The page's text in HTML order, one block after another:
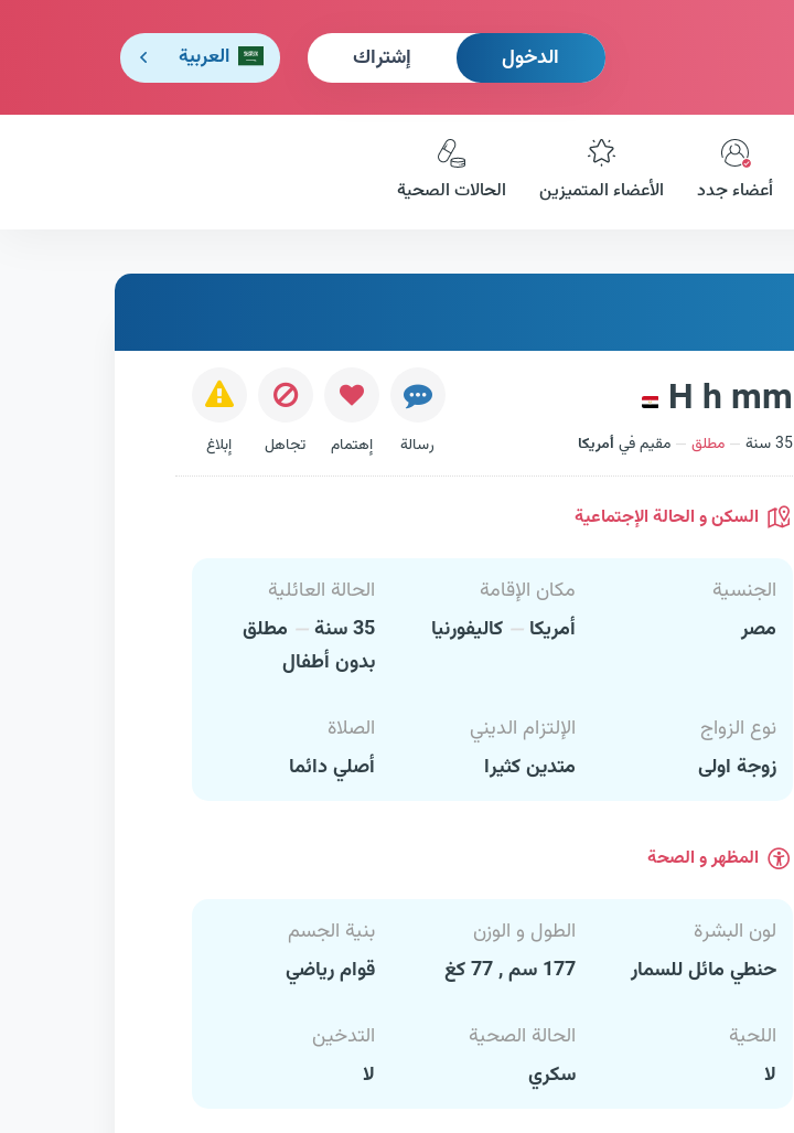
الدخول إشتراك العربية
أعضاء جدد الأعضاء المتميزين الحالات الصحية
H h mm
35 سنة مطلق مقيم في أمريكا رسالة إهتمام تجاهل إبلاغ
السكن و الحالة الإجتماعية
الجنسية
مصر
مكان الإقامة
أمريكا
كاليفورنيا
الحالة العائلية
35 سنة
مطلق
بدون أطفال
نوع الزواج
زوجة اولى
الإلتزام الديني
متدين كثيرا
الصلاة
أصلي دائما
المظهر و الصحة
لون البشرة
حنطي مائل للسمار
الطول و الوزن
177 سم , 77 كغ
بنية الجسم
قوام رياضي
اللحية
لا
الحالة الصحية
سكري
التدخين
لا